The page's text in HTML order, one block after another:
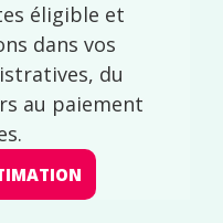
éligible et
dans vos
du
au paiement